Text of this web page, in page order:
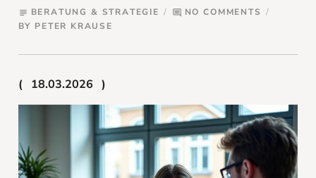
subject BERATUNG & STRATEGIE comment NO COMMENTS
BY PETER KRAUSE
18.03.2026